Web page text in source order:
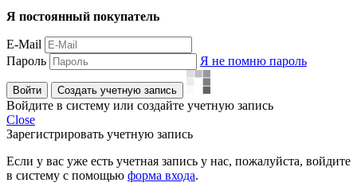
Я постоянный покупатель
E-Mail
Пароль
Я не помню пароль
Войти Создать учетную запись
Войдите в систему или создайте учетную запись
Close
Зарегистрировать учетную запись
Если у вас уже есть учетная запись у нас, пожалуйста, войдите
в систему с помощью форма входа.